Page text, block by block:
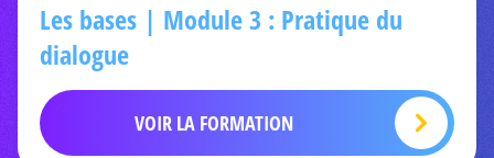
Les bases | Module 3 : Pratique du
dialogue
VOIR LA FORMATION